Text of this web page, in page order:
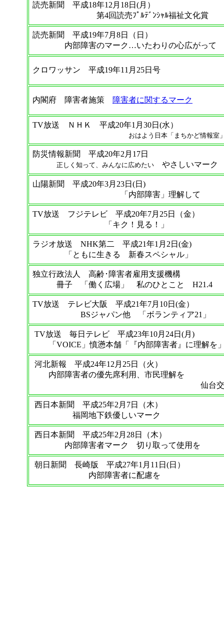
読売新聞 平成18年12月18日(月）
第4回読売ﾌﾟﾙﾃﾞﾝｼｬﾙ福祉文化賞
読売新聞 平成19年7月8日（日）
内部障害のマーク…いたわりの心広がって
クロワッサン 平成19年11月25日号
内閣府 障害者施策 障害者に関するマーク
TV放送 ＮＨＫ 平成20年1月30日(水）
おはよう日本「まちかど情報室
防災情報新聞 平成20年2月17日
正しく知って、みんなに広めたい やさしいマーク
山陽新聞 平成20年3月23日(日)
「内部障害」理解して
TV放送 フジテレビ 平成20年7月25日（金）
「キク！見る！」
ラジオ放送 NHK第二 平成21年1月2日(金)
「ともに生きる 新春スペシャル」
独立行政法人 高齢･障害者雇用支援機構
冊子 「働く広場」 私のひとこと H21.4
TV放送 テレビ大阪 平成21年7月10日(金）
BSジャパン他 「ボランティア21」
TV放送 毎日テレビ 平成23年10月24日(月)
「VOICE」憤懣本舗「『内部障害者』に理解を
河北新報 平成24年12月25日（火）
内部障害者の優先席利用、市民理解を
仙台交通
西日本新聞 平成25年2月7日（木）
福岡地下鉄優しいマーク
西日本新聞 平成25年2月28日（木）
内部障害者マーク 切り取って使用を
朝日新聞 長崎版 平成27年1月11日(日）
内部障害者に配慮を